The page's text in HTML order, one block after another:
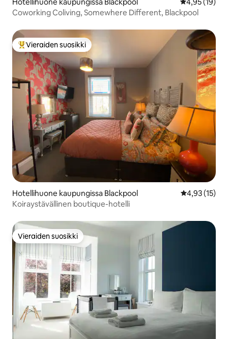
Coworking Coliving, Somewhere Different, Blackpool
Vieraiden suosikkien parhaimmistoa
Vieraiden suosikki
Hotellihuone kaupungissa Blackpool
4,93 (15)
Koiraystävällinen boutique-hotelli
Vieraiden suosikki
Vieraiden suosikki